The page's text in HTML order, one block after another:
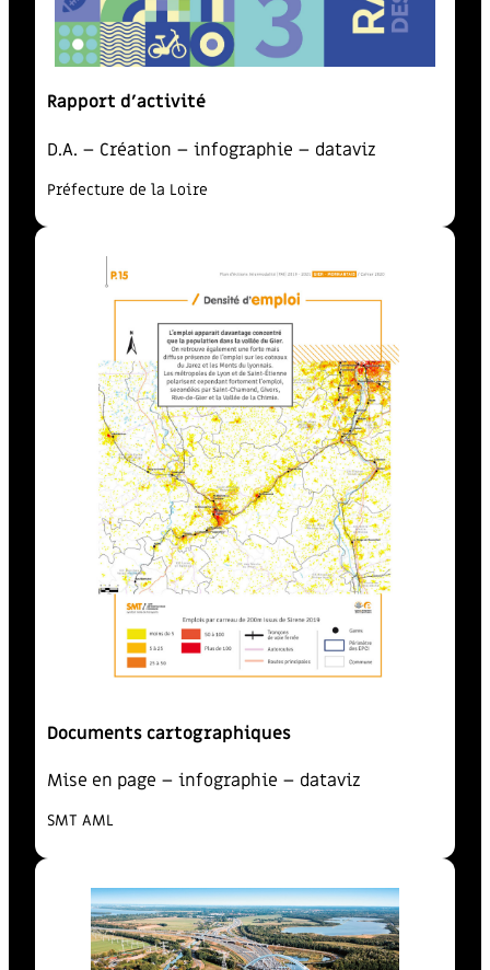
Rapport d’activité
D.A. – Création – infographie – dataviz
Préfecture de la Loire
Documents cartographiques
Mise en page – infographie – dataviz
SMT AML